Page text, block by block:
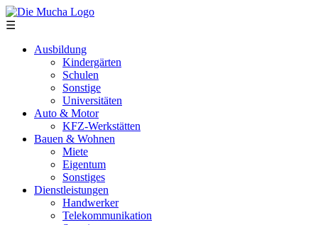
Direkt zum Inhalt
☰
Ausbildung
Kindergärten
Schulen
Sonstige
Universitäten
Auto & Motor
KFZ-Werkstätten
Bauen & Wohnen
Miete
Eigentum
Sonstiges
Dienstleistungen
Handwerker
Telekommunikation